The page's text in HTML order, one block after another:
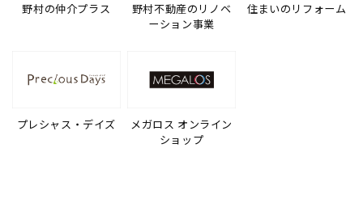
野村の仲介プラス
野村不動産のリノベ
ーション事業
住まいのリフォーム
プレシャス・デイズ
メガロス オンライン
ショップ